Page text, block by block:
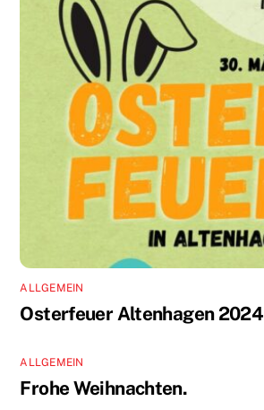
ALLGEMEIN
Osterfeuer Altenhagen 2024
ALLGEMEIN
Frohe Weihnachten.